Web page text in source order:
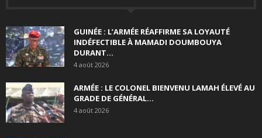
GUINÉE : L’ARMÉE RÉAFFIRME SA LOYAUTÉ
INDÉFECTIBLE À MAMADI DOUMBOUYA
DURANT...
4 août 2026
ARMÉE : LE COLONEL BIENVENU LAMAH ÉLEVÉ AU
GRADE DE GÉNÉRAL...
4 août 2026